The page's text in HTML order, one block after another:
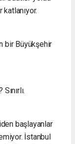
bir Büyükşehir
başlayanlar
İstanbul